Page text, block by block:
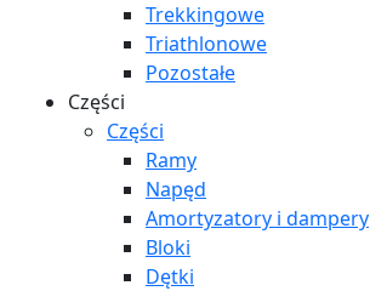
Trekkingowe
Triathlonowe
Pozostałe
Części
Części
Ramy
Napęd
Amortyzatory i dampery
Bloki
Dętki